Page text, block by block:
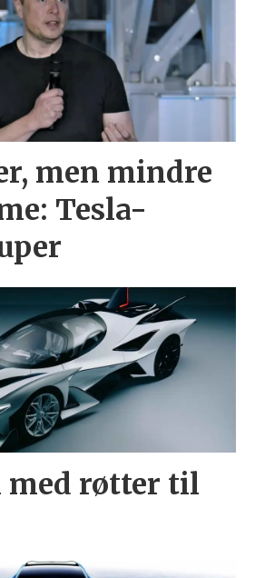
men mindre
Tesla-
røtter til